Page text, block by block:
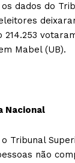
dados do
214.253
Mabel (UB).
Nacional
Tribunal
não